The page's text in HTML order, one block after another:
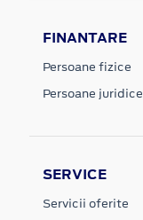
FINANTARE
Persoane fizice
Persoane juridice
SERVICE
Servicii oferite